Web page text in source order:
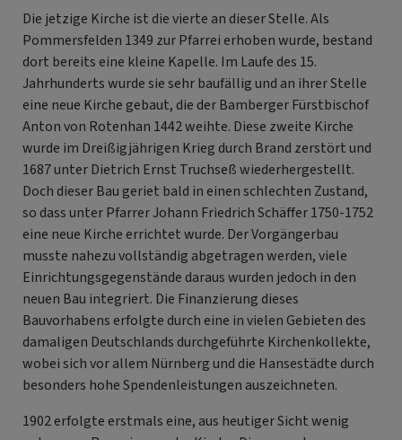
Die jetzige Kirche ist die vierte an dieser Stelle. Als
Pommersfelden 1349 zur Pfarrei erhoben wurde, bestand
dort bereits eine kleine Kapelle. Im Laufe des 15.
Jahrhunderts wurde sie sehr baufällig und an ihrer Stelle
eine neue Kirche gebaut, die der Bamberger Fürstbischof
Anton von Rotenhan 1442 weihte. Diese zweite Kirche
wurde im Dreißigjährigen Krieg durch Brand zerstört und
1687 unter Dietrich Ernst Truchseß wiederhergestellt.
Doch dieser Bau geriet bald in einen schlechten Zustand,
so dass unter Pfarrer Johann Friedrich Schäffer 1750-1752
eine neue Kirche errichtet wurde. Der Vorgängerbau
musste nahezu vollständig abgetragen werden, viele
Einrichtungsgegenstände daraus wurden jedoch in den
neuen Bau integriert. Die Finanzierung dieses
Bauvorhabens erfolgte durch eine in vielen Gebieten des
damaligen Deutschlands durchgeführte Kirchenkollekte,
wobei sich vor allem Nürnberg und die Hansestädte durch
besonders hohe Spendenleistungen auszeichneten.
1902 erfolgte erstmals eine, aus heutiger Sicht wenig